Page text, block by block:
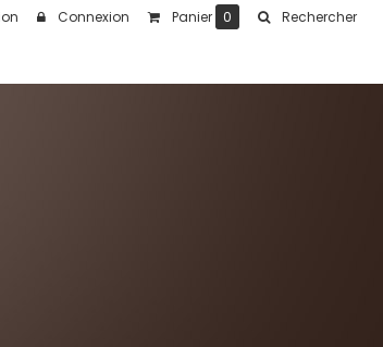
Connexion Panier 0 Rechercher